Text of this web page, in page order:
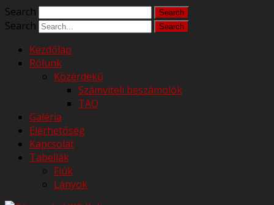
Search
Search
Kezdőlap
Rólunk
Közérdekű
Számviteli beszámolók
TAO
Galéria
Elérhetőség
Kapcsolat
Tabellák
Fiúk
Lányok